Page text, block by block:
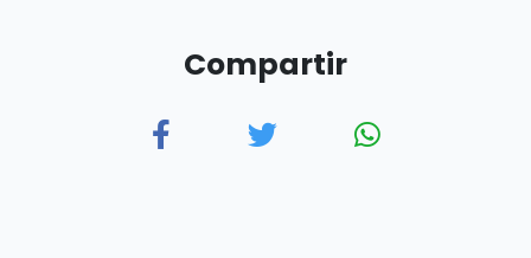
Compartir